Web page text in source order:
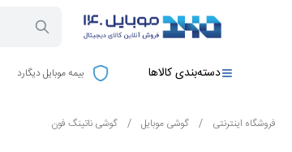
دسته‌بندی کالاها بیمه موبایل دیگارد
فروشگاه اینترنتی / گوشی موبایل / گوشی ناتینگ فون